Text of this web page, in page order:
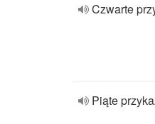
Czwarte
Piąte